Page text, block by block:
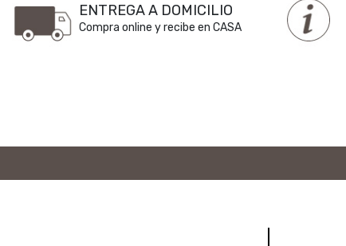
ENTREGA A DOMICILIO
Compra online y recibe en CASA